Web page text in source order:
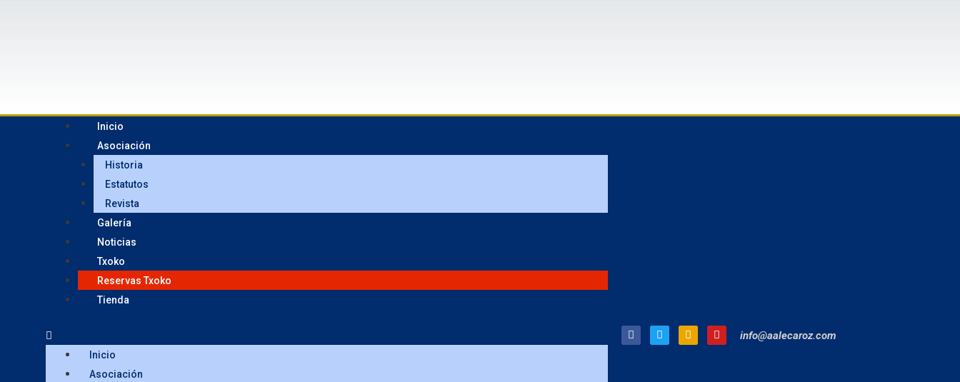
Inicio
Asociación
Historia
Estatutos
Revista
Galería
Noticias
Txoko
Reservas Txoko
Tienda
Inicio
Asociación
info@aalecaroz.com